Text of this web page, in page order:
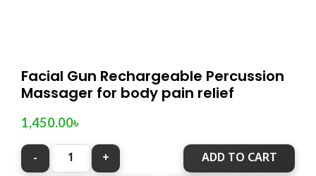
Facial Gun Rechargeable Percussion
Massager for body pain relief
1,450.00৳
ADD TO CART